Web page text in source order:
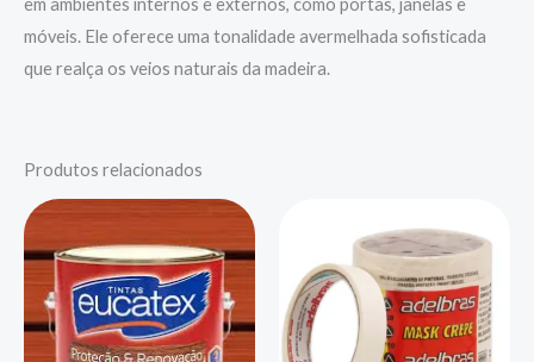
em ambientes internos e externos, como portas, janelas e
móveis. Ele oferece uma tonalidade avermelhada sofisticada
que realça os veios naturais da madeira.
Produtos relacionados